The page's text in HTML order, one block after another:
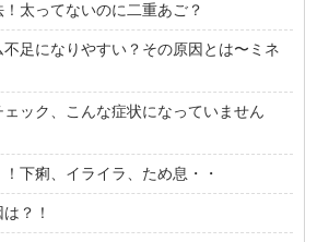
太ってないのに二重あご？
足になりやすい？その原因とは〜ミネ
ック、こんな症状になっていません
下痢、イライラ、ため息・・
？！